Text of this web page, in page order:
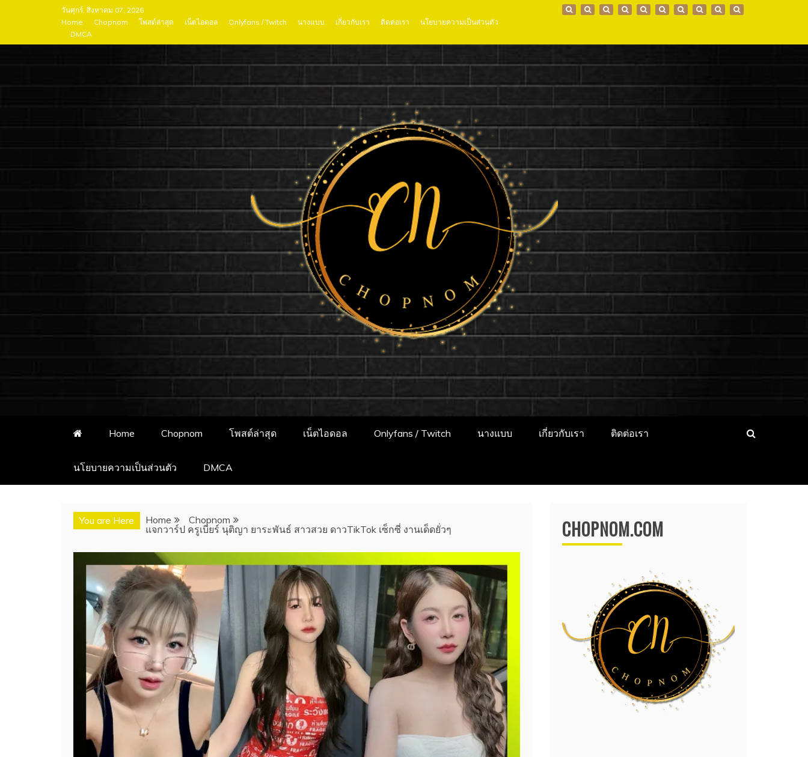
วันศุกร์, สิงหาคม 07, 2026
Home
Chopnom โพสต์ล่าสุด เน็ตไอดอล Onlyfans / Twitch นางแบบ เกี่ยวกับเรา ติดต่อเรา
นโยบายความเป็นส่วนตัว
DMCA
ชอบนมดอทคอม แจกวาร์ป!! สาวเน็ตไอดอล นางแบบ
ONLYFANS หุ่นเอ็กซ์
ชอบนมดอทคอม เว็บไซต์แจกวาร์ป สาวติดกระแส เน็ตไอดอล นางแบบ INFLUENCER ประวัติส่วนตัว จุดเริ่มต้น
อัพเดทผลงานใหม่ๆน่าติดตาม ช่องทางการติดต่องาน
Home Chopnom โพสต์ล่าสุด เน็ตไอดอล Onlyfans / Twitch นางแบบ เกี่ยวกับเรา ติดต่อเรา
นโยบายความเป็นส่วนตัว DMCA
You are Here Home
Chopnom
แจกวาร์ป ครูเบียร์ นุติญา ยาระพันธ์ สาวสวย ดาวTikTok เซ็กซี่ งานเด็ดยั่วๆ
CHOPNOM.COM